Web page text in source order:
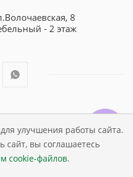
улучшения работы сайта.
сайт, вы соглашаетесь
cookie-файлов.
8
- 2 этаж